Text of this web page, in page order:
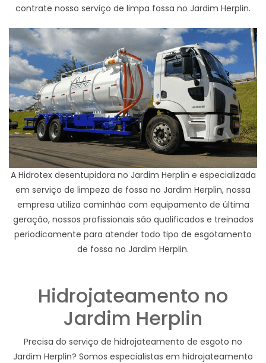
contrate nosso serviço de limpa fossa no Jardim Herplin.
A Hidrotex desentupidora no Jardim Herplin e especializada
em serviço de limpeza de fossa no Jardim Herplin, nossa
empresa utiliza caminhão com equipamento de última
geração, nossos profissionais são qualificados e treinados
periodicamente para atender todo tipo de esgotamento
de fossa no Jardim Herplin.
Hidrojateamento no
Jardim Herplin
Precisa do serviço de hidrojateamento de esgoto no
Jardim Herplin? Somos especialistas em hidrojateamento